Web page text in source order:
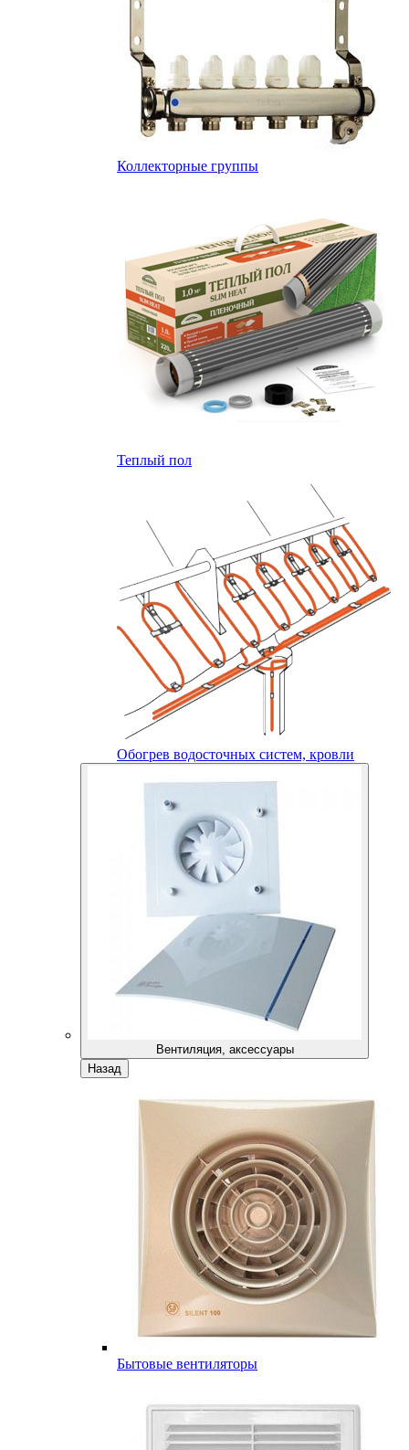
Коллекторные группы
Теплый пол
Обогрев водосточных систем, кровли
Вентиляция, аксессуары
Назад
Бытовые вентиляторы